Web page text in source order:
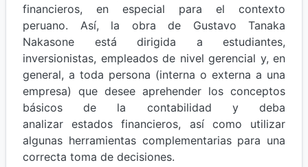
financieros, en especial para el contexto
peruano. Así, la obra de Gustavo Tanaka
Nakasone está dirigida a estudiantes,
inversionistas, empleados de nivel gerencial y, en
general, a toda persona (interna o externa a una
empresa) que desee aprehender los conceptos
básicos de la contabilidad y deba
analizar estados financieros, así como utilizar
algunas herramientas complementarias para una
correcta toma de decisiones.